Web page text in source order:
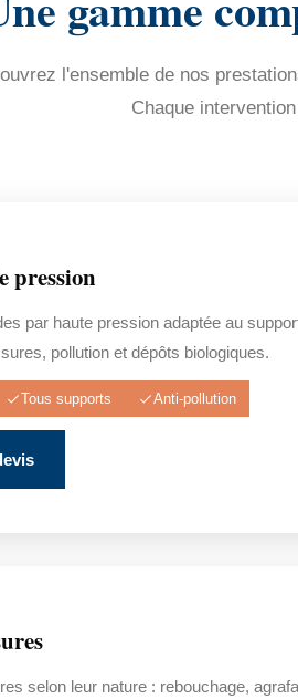
l'ensemble de nos
Chaque
pression
par haute pression adaptée au
pollution et dépôts biologiques.
Tous supports Anti-pollution
selon leur nature : rebouchage,